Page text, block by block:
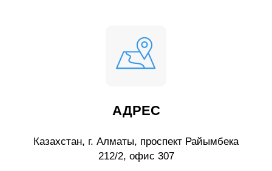
АДРЕС
Казахстан, г. Алматы, проспект Райымбека
212/2, офис 307